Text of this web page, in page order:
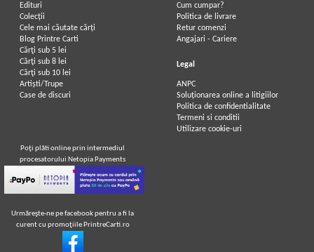
Edituri
Colecții
Cele mai căutate cărți
Blog Printre Carti
Cărţi sub 5 lei
Cărţi sub 8 lei
Cărţi sub 10 lei
Artiști/Trupe
Case de discuri
Cum cumpar?
Politica de livrare
Retur comenzi
Angajari - Cariere
Legal
ANPC
Soluționarea online a litigiilor
Politica de confidentialitate
Termeni si conditii
Utilizare cookie-uri
Poţi plăti online prin intermediul
procesatorului Netopia Payments
Urmăreşte-ne pe facebook pentru a fi la
curent cu promoţiile PrintreCarti.ro